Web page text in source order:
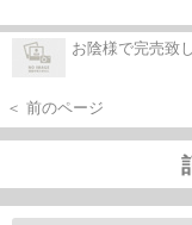
お陰様で完売致
＜ 前のページ